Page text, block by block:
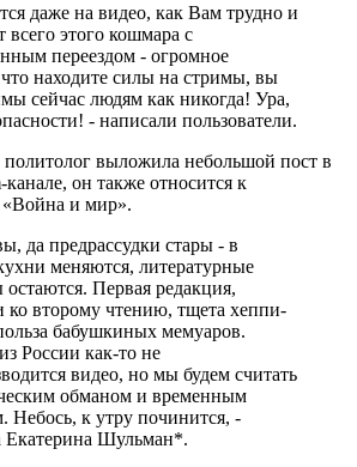
даже на видео, как Вам трудно и
всего этого кошмара с
переездом - огромное
находите силы на стримы, вы
сейчас людям как никогда! Ура,
- написали пользователи.
выложила небольшой пост в
канале, он также относится к
и мир».
да предрассудки стары - в
меняются, литературные
остаются. Первая редакция,
ко второму чтению, тщета хеппи-
бабушкиных мемуаров.
России как-то не
видео, но мы будем считать
обманом и временным
Небось, к утру починится, -
Екатерина Шульман*.